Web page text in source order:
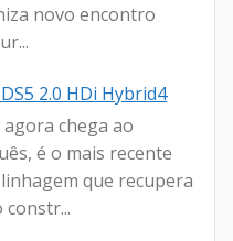
novo encontro
2.0 HDi Hybrid4
agora chega ao
é o mais recente
que recupera